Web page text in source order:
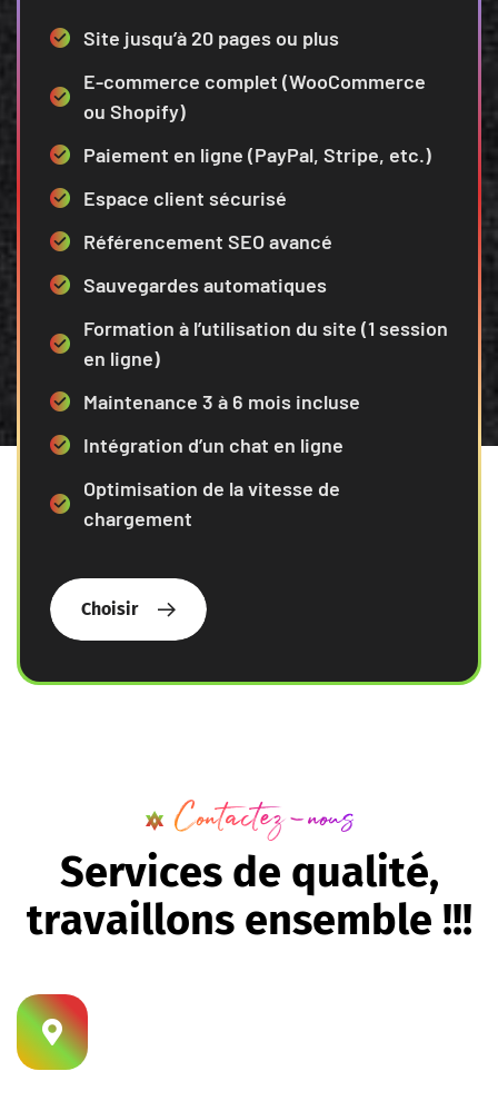
Site jusqu’à 20 pages ou plus
E-commerce complet (WooCommerce
ou Shopify)
Paiement en ligne (PayPal, Stripe, etc.)
Espace client sécurisé
Référencement SEO avancé
Sauvegardes automatiques
Formation à l’utilisation du site (1 session
en ligne)
Maintenance 3 à 6 mois incluse
Intégration d’un chat en ligne
Optimisation de la vitesse de
chargement
Choisir
Contactez-nous
Services de qualité,
travaillons ensemble !!!